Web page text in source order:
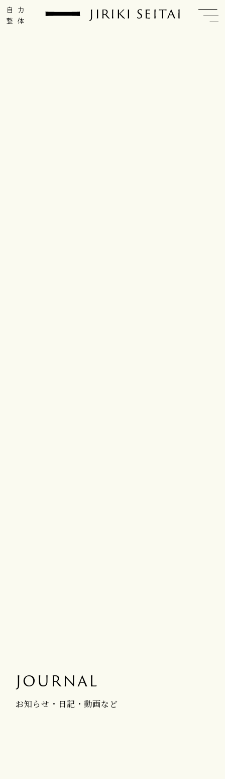
JOURNAL
お知らせ・日記・動画など